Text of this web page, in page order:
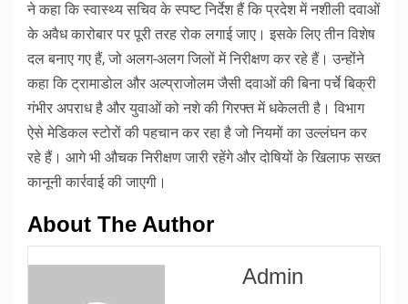
ने कहा कि स्वास्थ्य सचिव के स्पष्ट निर्देश हैं कि प्रदेश में नशीली दवाओं
के अवैध कारोबार पर पूरी तरह रोक लगाई जाए। इसके लिए तीन विशेष
दल बनाए गए हैं, जो अलग-अलग जिलों में निरीक्षण कर रहे हैं। उन्होंने
कहा कि ट्रामाडोल और अल्प्राजोलम जैसी दवाओं की बिना पर्चे बिक्री
गंभीर अपराध है और युवाओं को नशे की गिरफ्त में धकेलती है। विभाग
ऐसे मेडिकल स्टोरों की पहचान कर रहा है जो नियमों का उल्लंघन कर
रहे हैं। आगे भी औचक निरीक्षण जारी रहेंगे और दोषियों के खिलाफ सख्त
कानूनी कार्रवाई की जाएगी।
About The Author
Admin